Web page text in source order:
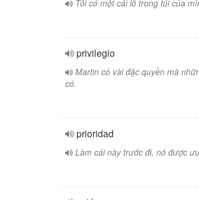
Tôi có một cái lỗ trong túi của
privilegio
Martin có vài đặc quyền mà
có.
prioridad
Làm cái này trước đi, nó được